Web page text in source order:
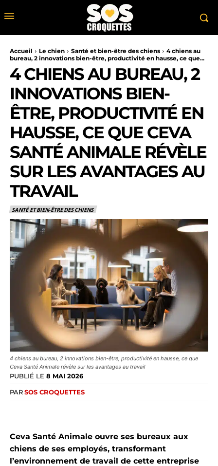
Accueil Le chien Santé et bien-être des chiens
4 chiens au
bureau, 2 innovations bien-être, productivité en hausse, ce que...
4 CHIENS AU BUREAU, 2
INNOVATIONS BIEN-
ÊTRE, PRODUCTIVITÉ EN
HAUSSE, CE QUE CEVA
SANTÉ ANIMALE RÉVÈLE
SUR LES AVANTAGES AU
TRAVAIL
SANTÉ ET BIEN-ÊTRE DES CHIENS
4 chiens au bureau, 2 innovations bien-être, productivité en hausse, ce que
Ceva Santé Animale révèle sur les avantages au travail
PUBLIÉ LE 8 MAI 2026
PARSOS CROQUETTES
Ceva Santé Animale ouvre ses bureaux aux
chiens de ses employés, transformant
l’environnement de travail de cette entreprise